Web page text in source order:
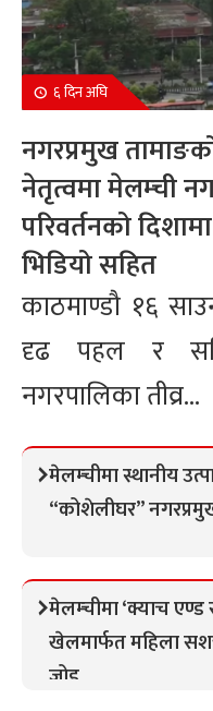
६ दिन अघि
नगरप्रमुख
नेतृत्वमा मेलम्ची
परिवर्तनको
भिडियो सहित
काठमाण्डौ १६
दृढ पहल र
नगरपालिका तीव्र...
मेलम्चीमा स्थानीय
“कोशेलीघर”
मेलम्चीमा ‘क्याच एण्ड
खेलमार्फत महिला
जोड